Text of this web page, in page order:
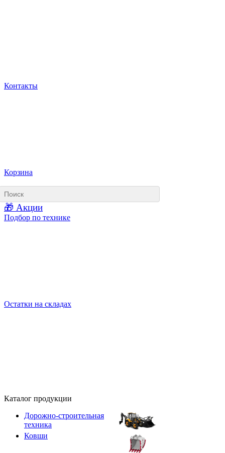
Контакты
Корзина
🎁 Акции
Подбор по технике
Остатки на складах
Каталог продукции
Дорожно-строительная
техника
Ковши